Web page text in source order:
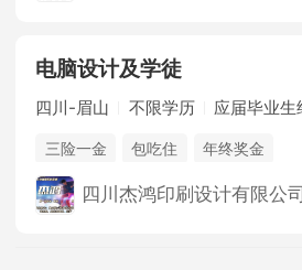
电脑设计及学徒
四川-眉山 不限学历 应届毕业生
三险一金 包吃住 年终奖金
四川杰鸿印刷设计有限公司